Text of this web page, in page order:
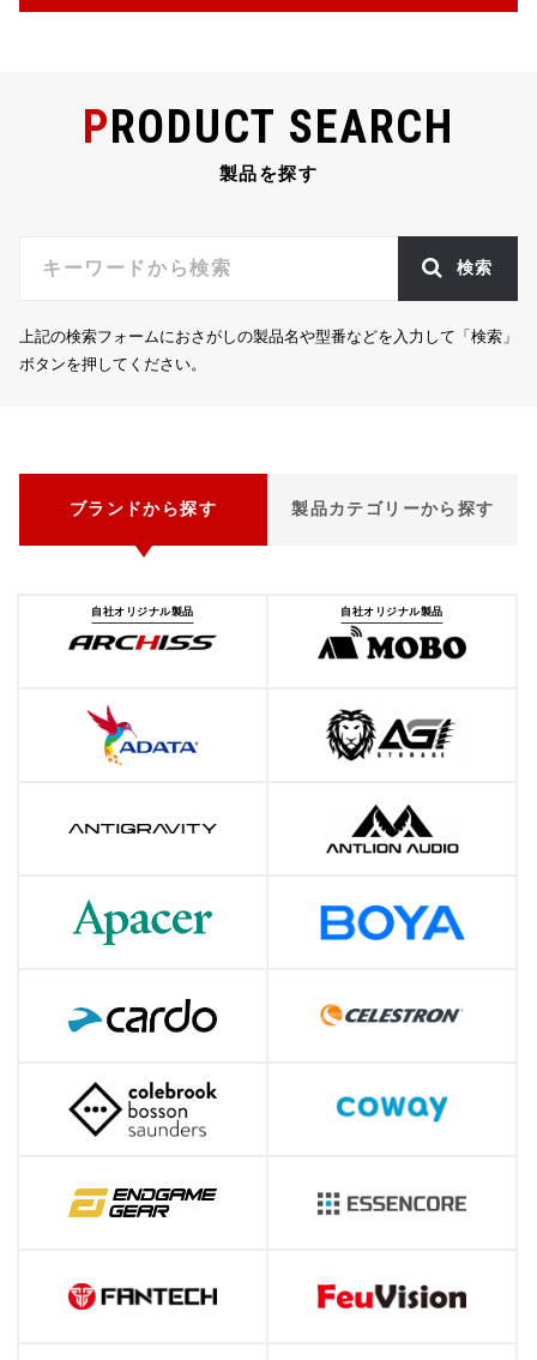
b
o
r
a
PRODUCT SEARCH
製品を探す
検索
上記の検索フォームにおさがしの製品名や型番などを入力して「検索」
ボタンを押してください。
ブランドから探す 製品カテゴリーから探す
自社オリジナル製品 自社オリジナル製品